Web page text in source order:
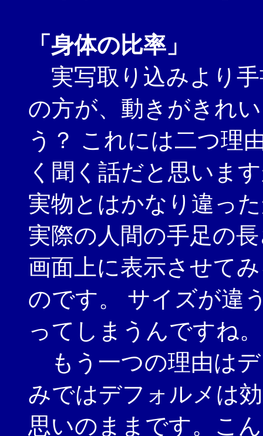
「身体の比率」
実写取り込みより
の方が、動きがきれ
う？ これには二つ理
く聞く話だと思いま
実物とはかなり違っ
実際の人間の手足の
画面上に表示させて
のです。 サイズが違
ってしまうんですね。
もう一つの理由は
みではデフォルメは
思いのままです。こ